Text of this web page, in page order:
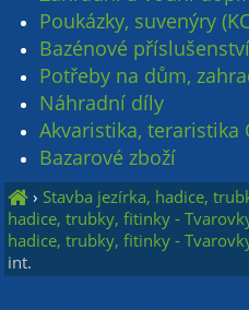
Poukázky, suvenýry
Bazénové
Potřeby na dům,
Náhradní díly
Akvaristika, teraristika
Bazarové zboží
› Stavba jezírka, hadice,
hadice, trubky, fitinky -
hadice, trubky, fitinky -
int.